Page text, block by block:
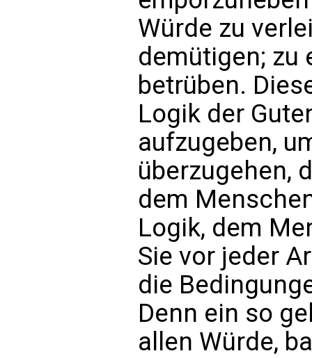
Würde zu
demütigen; zu
betrüben.
Logik der
aufzugeben,
überzugehen,
dem
Logik, dem
Sie vor jeder
die
Denn ein so
allen Würde,